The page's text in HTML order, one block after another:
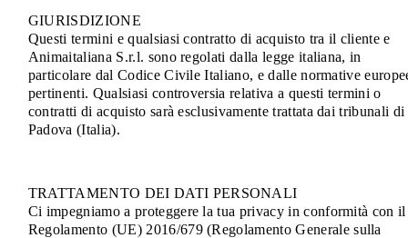
GIURISDIZIONE
Questi termini e qualsiasi contratto di acquisto tra il cliente e
Animaitaliana S.r.l. sono regolati dalla legge italiana, in
particolare dal Codice Civile Italiano, e dalle normative
pertinenti. Qualsiasi controversia relativa a questi termini o
contratti di acquisto sarà esclusivamente trattata dai tribunali di
Padova (Italia).
TRATTAMENTO DEI DATI PERSONALI
Ci impegniamo a proteggere la tua privacy in conformità con il
Regolamento (UE) 2016/679 (Regolamento Generale sulla